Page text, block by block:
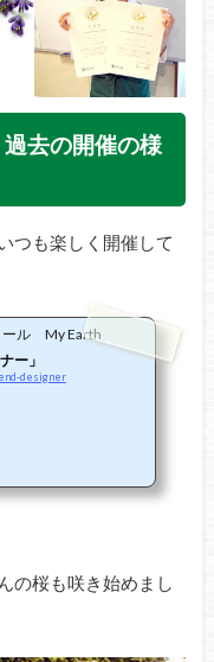
去の開催の様
つも楽しく開催して
ール My Earth
ー」
designer
の桜も咲き始めまし